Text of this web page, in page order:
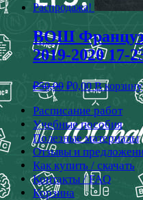
Распродажа!
ВОШ
2019-2020 17-
₽50,00 ₽0,00 В корзину
Расписание работ
Учебные пособия
Полезные материалы
Отзывы и
Как купить / скачать
Контакты / FAQ
Корзина